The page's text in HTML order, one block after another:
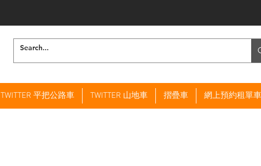
TWITTER 平把公路車 TWITTER 山地車 摺疊車 網上預約租單車